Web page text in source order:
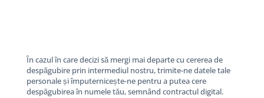
În cazul în care decizi să mergi mai departe cu cererea de
despăgubire prin intermediul nostru, trimite-ne datele tale
personale și împuternicește-ne pentru a putea cere
despăgubirea în numele tău, semnând contractul digital.